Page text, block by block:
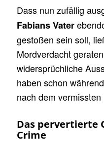
Dass nun zufällig
Fabians Vater
gestoßen sein soll,
Mordverdacht
widersprüchliche
haben schon
nach dem vermissten
Das pervertierte
Crime